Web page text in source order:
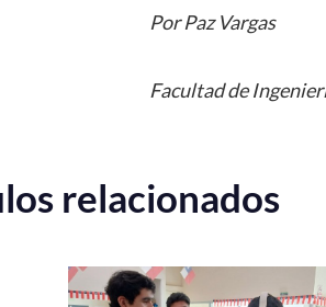
Por Paz Vargas
Facultad de
relacionados